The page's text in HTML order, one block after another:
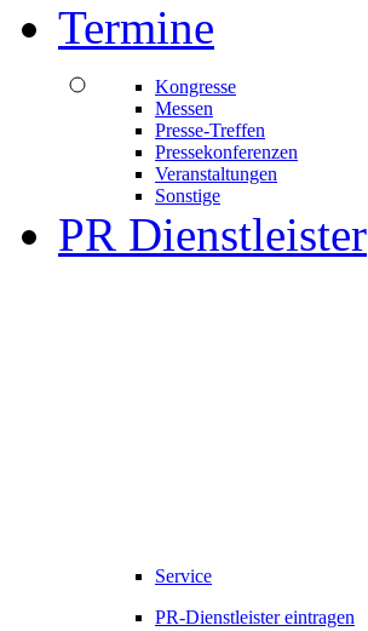
Termine
Kongresse
Messen
Presse-Treffen
Pressekonferenzen
Veranstaltungen
Sonstige
PR Dienstleister
Service
PR-Dienstleister eintragen